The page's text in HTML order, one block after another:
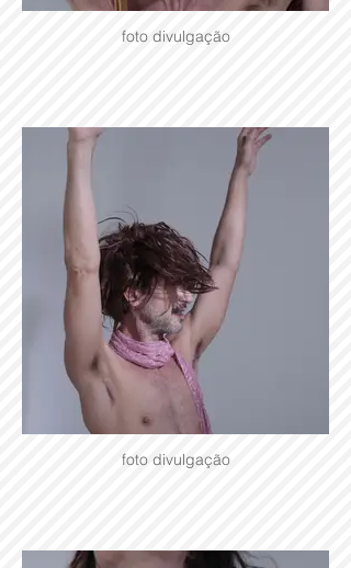
foto divulgação
foto divulgação